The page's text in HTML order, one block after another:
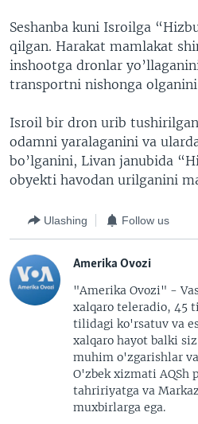
Seshanba kuni Isroilga
qilgan. Harakat mamlakat
inshootga dronlar
transportni nishonga
Isroil bir dron urib
odamni yaralaganini va
bo’lganini, Livan janubida
obyekti havodan urilganini
Ulashing Follow us
Amerika Ovozi
"Amerika Ovozi" -
xalqaro teleradio, 45
tilidagi ko'rsatuv va
xalqaro hayot balki
muhim o'zgarishlar
O'zbek xizmati
tahririyatga va
muxbirlarga ega.